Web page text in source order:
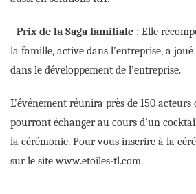
- Prix de la Saga familiale : Elle
la famille, active dans l’entreprise, a
dans le développement de l’entreprise.
L’événement réunira près de 150
pourront échanger au cours d’un
la cérémonie. Pour vous inscrire à la
sur le site www.etoiles-tl.com.